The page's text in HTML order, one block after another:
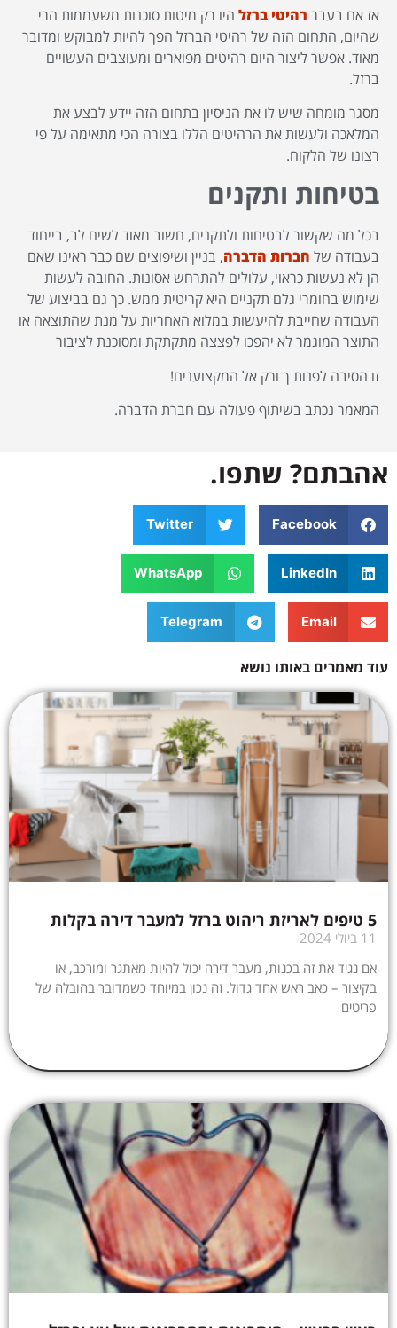
אז אם בעבר רהיטי ברזל היו רק מיטות סוכנות משעממות הרי
שהיום, התחום הזה של רהיטי הברזל הפך להיות למבוקש ומדובר
מאוד. אפשר ליצור היום רהיטים מפוארים ומעוצבים העשויים
ברזל.
מסגר מומחה שיש לו את הניסיון בתחום הזה יידע לבצע את
המלאכה ולעשות את הרהיטים הללו בצורה הכי מתאימה על פי
רצונו של הלקוח.
בטיחות ותקנים
בכל מה שקשור לבטיחות ולתקנים, חשוב מאוד לשים לב, בייחוד
בעבודה של חברות הדברה, בניין ושיפוצים שם כבר ראינו שאם
הן לא נעשות כראוי, עלולים להתרחש אסונות. החובה לעשות
שימוש בחומרי גלם תקניים היא קריטית ממש. כך גם בביצוע של
העבודה שחייבת להיעשות במלוא האחריות על מנת שהתוצאה או
התוצר המוגמר לא יהפכו לפצצה מתקתקת ומסוכנת לציבור
זו הסיבה לפנות ך ורק אל המקצוענים!
המאמר נכתב בשיתוף פעולה עם חברת הדברה.
אהבתם? שתפו.
Facebook
Twitter
LinkedIn
WhatsApp
Email
Telegram
עוד מאמרים באותו נושא
5 טיפים לאריזת ריהוט ברזל למעבר דירה בקלות
11 ביולי 2024
אם נגיד את זה בכנות, מעבר דירה יכול להיות מאתגר ומורכב, או
בקיצור – כאב ראש אחד גדול. זה נכון במיוחד כשמדובר בהובלה של
פריטים